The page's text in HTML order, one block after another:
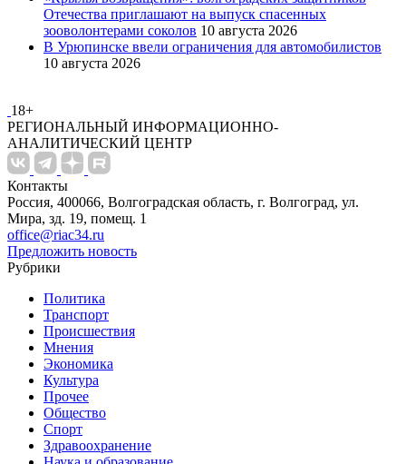
Отечества приглашают на выпуск спасенных
зооволонтерами соколов 10 августа 2026
В Урюпинске ввели ограничения для автомобилистов
10 августа 2026
18+
РЕГИОНАЛЬНЫЙ ИНФОРМАЦИОННО-
АНАЛИТИЧЕСКИЙ ЦЕНТР
Контакты
Россия, 400066, Волгоградская область, г. Волгоград, ул.
Мира, зд. 19, помещ. 1
office@riac34.ru
Предложить новость
Рубрики
Политика
Транспорт
Происшествия
Мнения
Экономика
Культура
Прочее
Общество
Спорт
Здравоохранение